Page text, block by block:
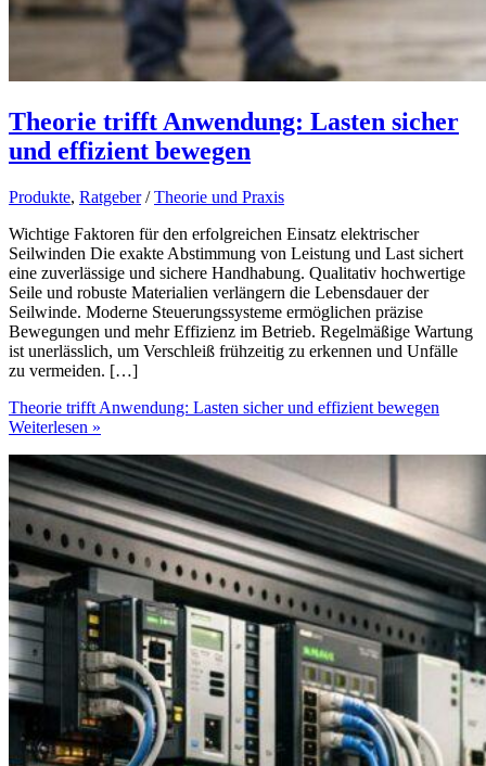
Theorie trifft Anwendung: Lasten sicher
und effizient bewegen
Produkte, Ratgeber/Theorie und Praxis
Wichtige Faktoren für den erfolgreichen Einsatz elektrischer
Seilwinden Die exakte Abstimmung von Leistung und Last sichert
eine zuverlässige und sichere Handhabung. Qualitativ hochwertige
Seile und robuste Materialien verlängern die Lebensdauer der
Seilwinde. Moderne Steuerungssysteme ermöglichen präzise
Bewegungen und mehr Effizienz im Betrieb. Regelmäßige Wartung
ist unerlässlich, um Verschleiß frühzeitig zu erkennen und Unfälle
zu vermeiden. […]
Theorie trifft Anwendung: Lasten sicher und effizient bewegen
Weiterlesen »